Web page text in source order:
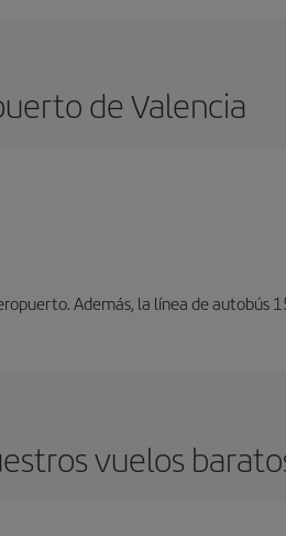
de Valencia
Además, la línea de
vuelos